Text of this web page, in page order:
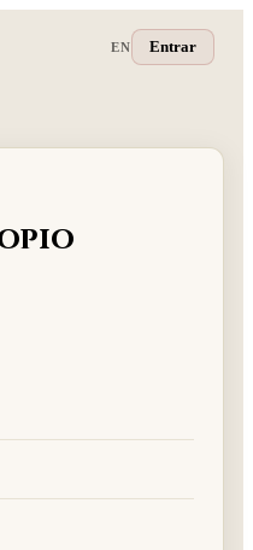
EN Entrar